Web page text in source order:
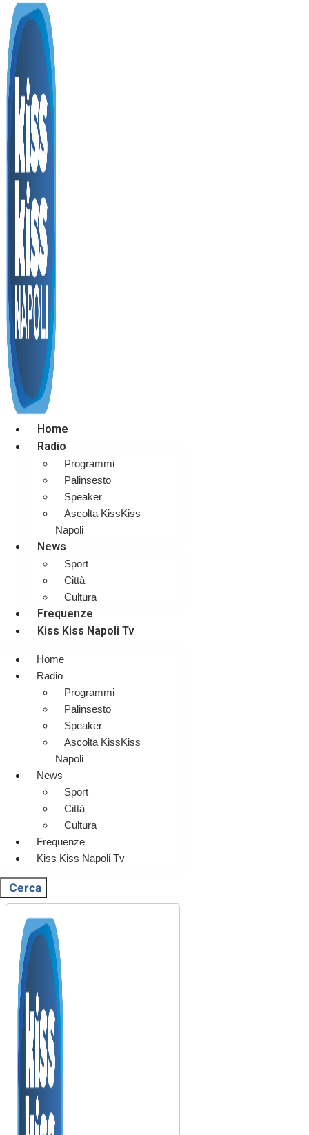
Home
Radio
Programmi
Palinsesto
Speaker
Ascolta KissKiss
Napoli
News
Sport
Città
Cultura
Frequenze
Kiss Kiss Napoli Tv
Home
Radio
Programmi
Palinsesto
Speaker
Ascolta KissKiss
Napoli
News
Sport
Città
Cultura
Frequenze
Kiss Kiss Napoli Tv
Cerca